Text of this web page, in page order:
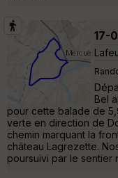
17-
Bel
pour cette balade de
verte en direction de
chemin marquant la
château Lagrezette.
poursuivi par le sentier